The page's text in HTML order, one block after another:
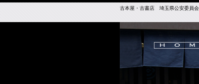
古本屋・古書店 埼玉県公安委員会